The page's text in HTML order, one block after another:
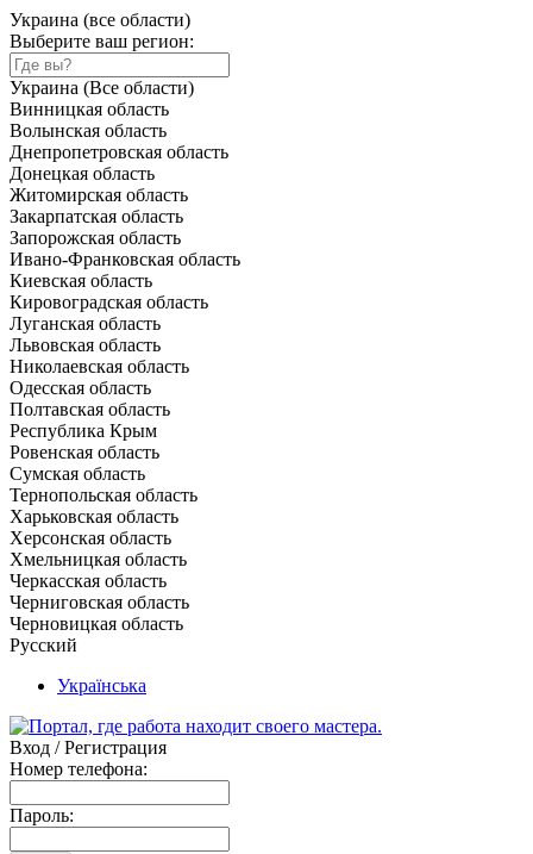
Украина (все области)
Выберите ваш регион:
Украина (Все области)
Винницкая область
Волынская область
Днепропетровская область
Донецкая область
Житомирская область
Закарпатская область
Запорожская область
Ивано-Франковская область
Киевская область
Кировоградская область
Луганская область
Львовская область
Николаевская область
Одесская область
Полтавская область
Республика Крым
Ровенская область
Сумская область
Тернопольская область
Харьковская область
Херсонская область
Хмельницкая область
Черкасская область
Черниговская область
Черновицкая область
Русский
Українська
Вход / Регистрация
Номер телефона:
Пароль: